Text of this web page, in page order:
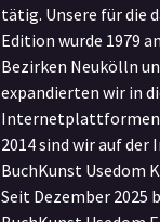
tätig. Unsere für die
Edition wurde 1979
Bezirken Neukölln
expandierten wir in
Internetplattformen,
2014 sind wir auf der
BuchKunst Usedom
Seit Dezember 2025